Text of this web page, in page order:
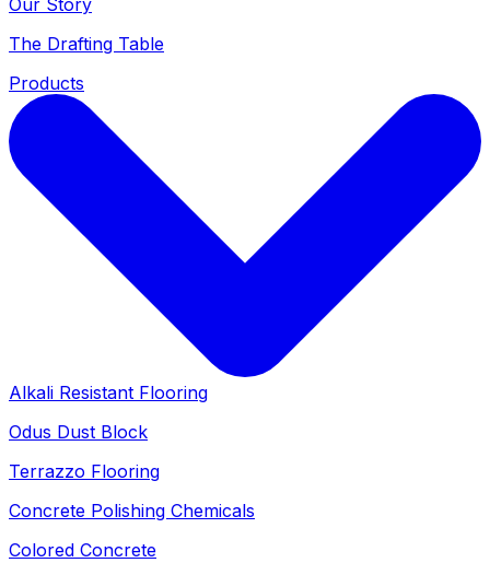
The Drafting Table
Products
Alkali Resistant Flooring
Odus Dust Block
Terrazzo Flooring
Concrete Polishing Chemicals
Colored Concrete